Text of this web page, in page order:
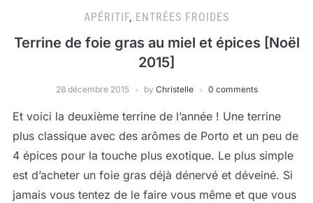
APÉRITIF, ENTRÉES FROIDES
Terrine de foie gras au miel et épices [Noël
2015]
28 décembre 2015 by Christelle 0 comments
Et voici la deuxième terrine de l’année ! Une terrine
plus classique avec des arômes de Porto et un peu de
4 épices pour la touche plus exotique. Le plus simple
est d’acheter un foie gras déjà dénervé et déveiné. Si
jamais vous tentez de le faire vous même et que vous